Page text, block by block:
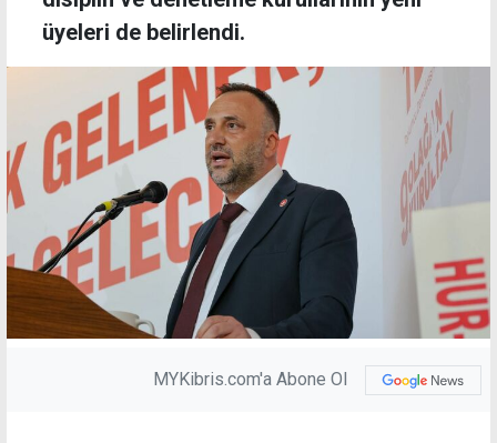
üyeleri de belirlendi.
MYKibris.com'a Abone Ol